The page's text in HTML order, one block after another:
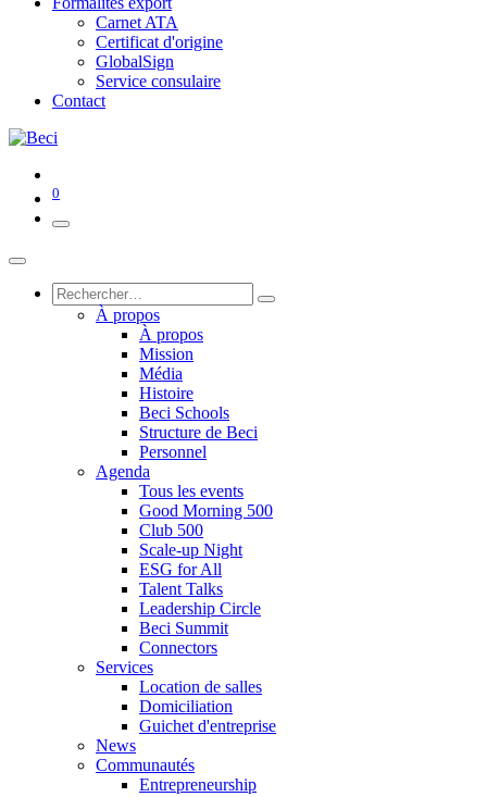
Carnet ATA
Certificat d'origine
GlobalSign
Service consulaire
Contact
0
À propos
À propos
Mission
Média
Histoire
Beci Schools
Structure de Beci
Personnel
Agenda
Tous les events
Good Morning 500
Club 500
Scale-up Night
ESG for All
Talent Talks
Leadership Circle
Beci Summit
Connectors
Services
Location de salles
Domiciliation
Guichet d'entreprise
News
Communautés
Entrepreneurship